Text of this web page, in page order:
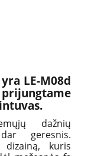
LE-M08d
dažnių
geresnis.
kuris